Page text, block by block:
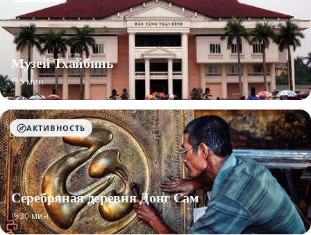
Музей Тхайбинь
5 мин
АКТИВНОСТЬ
Серебряная деревня Донг Сам
30 мин